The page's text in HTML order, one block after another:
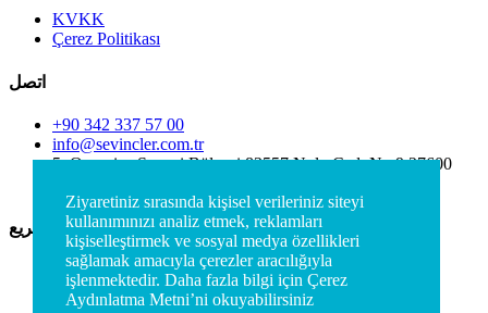
KVKK
Çerez Politikası
اتصل
+90 342 337 57 00
info@sevincler.com.tr
5. Organize Sanayi Bölgesi 83557 Nolu Cad. No:9 27600
الوصول السريع
الشركات
اتصل
Ziyaretiniz sırasında kişisel verileriniz siteyi
kullanımınızı analiz etmek, reklamları
kişiselleştirmek ve sosyal medya özellikleri
sağlamak amacıyla çerezler aracılığıyla
işlenmektedir. Daha fazla bilgi için Çerez
Aydınlatma Metni’ni okuyabilirsiniz